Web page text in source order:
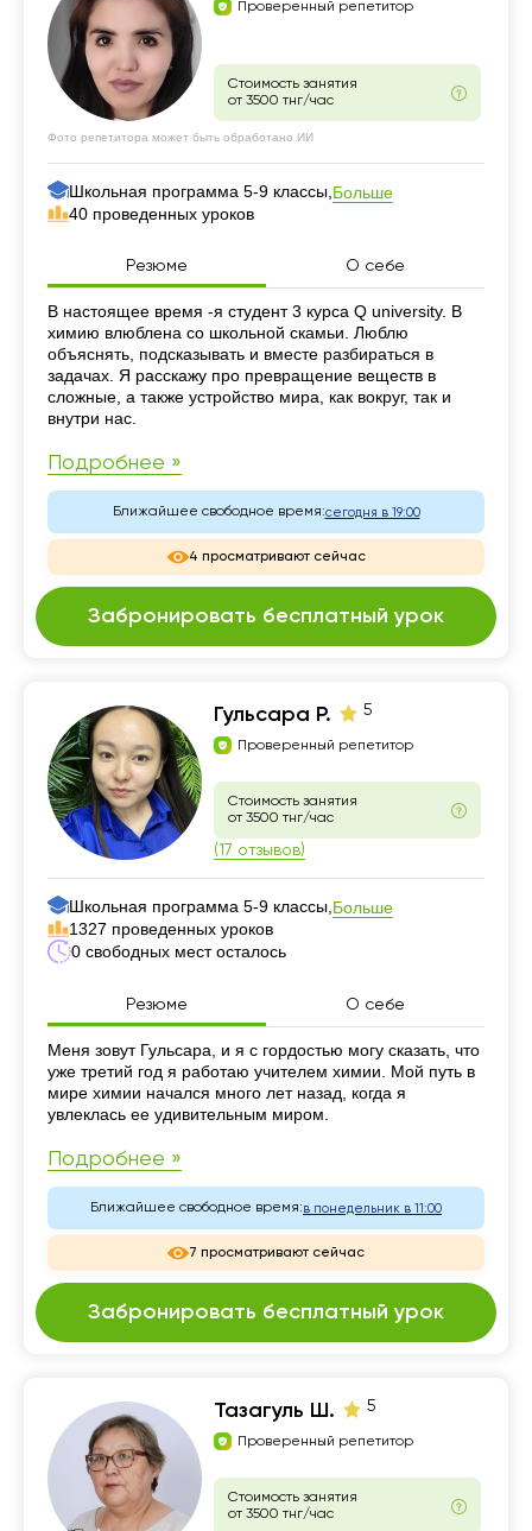
Проверенный репетитор
Стоимость занятия
от 3500 тнг/час
Фото репетитора может быть обработано ИИ
Школьная программа 5-9 классы, Больше
40 проведенных уроков
Резюме О себе
Резюме
В настоящее время -я студент 3 курса Q university. В
химию влюблена со школьной скамьи. Люблю
объяснять, подсказывать и вместе разбираться в
задачах. Я расскажу про превращение веществ в
сложные, а также устройство мира, как вокруг, так и
внутри нас.
Подробнее »
Ближайшее свободное время:сегодня в 19:00
4 просматривают сейчас
Забронировать бесплатный урок
Гульсара Р. 5
Проверенный репетитор
Стоимость занятия
от 3500 тнг/час
(17 отзывов)
Школьная программа 5-9 классы, Больше
1327 проведенных уроков
0 свободных мест осталось
Резюме О себе
Резюме
Меня зовут Гульсара, и я с гордостью могу сказать, что
уже третий год я работаю учителем химии. Мой путь в
мире химии начался много лет назад, когда я
увлеклась ее удивительным миром.
Подробнее »
Ближайшее свободное время:в понедельник в 11:00
7 просматривают сейчас
Забронировать бесплатный урок
Тазагуль Ш. 5
Проверенный репетитор
Стоимость занятия
от 3500 тнг/час